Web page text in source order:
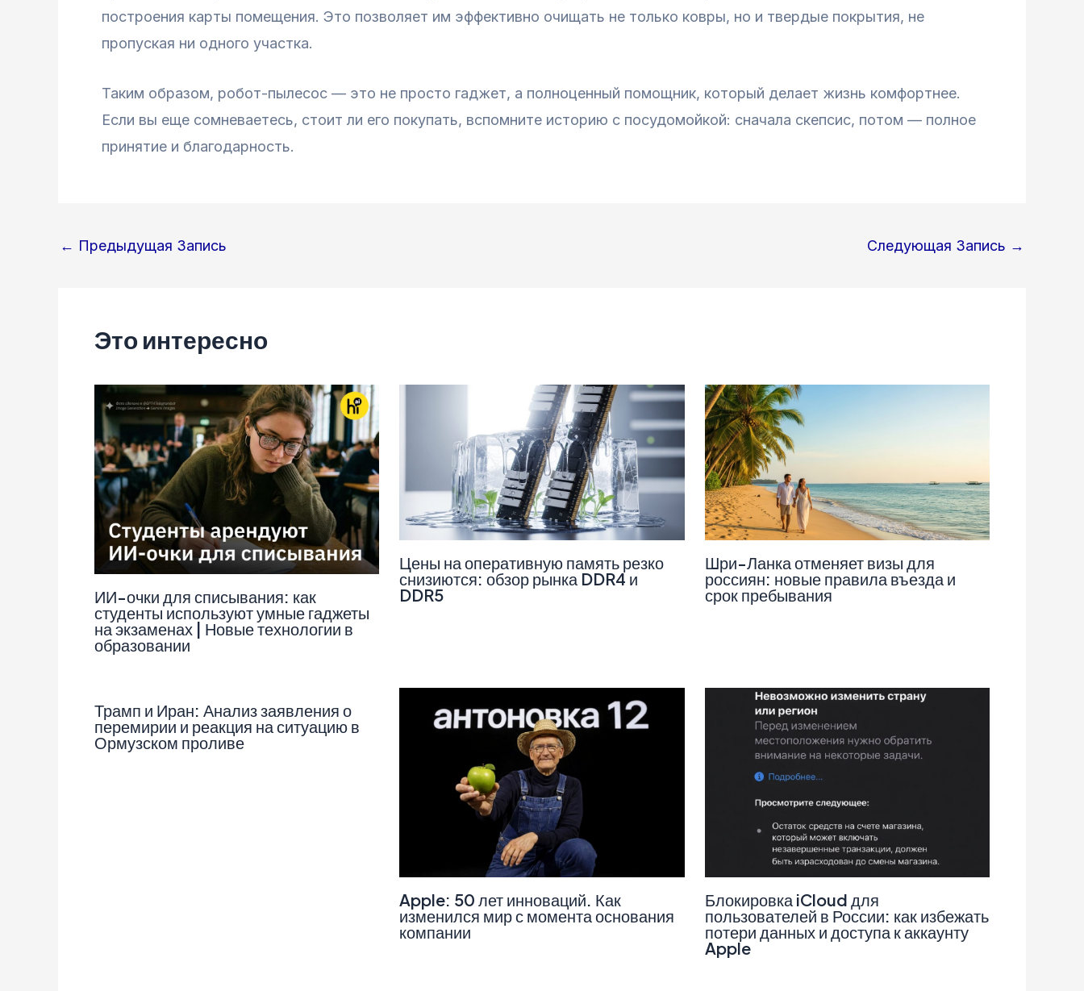
построения карты помещения. Это позволяет им эффективно очищать не только ковры, но и твердые покрытия, не
пропуская ни одного участка.
Таким образом, робот-пылесос — это не просто гаджет, а полноценный помощник, который делает жизнь комфортнее.
Если вы еще сомневаетесь, стоит ли его покупать, вспомните историю с посудомойкой: сначала скепсис, потом — полное
принятие и благодарность.
Навигация
← Предыдущая Запись Следующая Запись →
Это интересно
ИИ-очки для списывания: как
студенты используют умные гаджеты
на экзаменах | Новые технологии в
образовании
Цены на оперативную память резко
снизиются: обзор рынка DDR4 и
DDR5
Шри-Ланка отменяет визы для
россиян: новые правила въезда и
срок пребывания
Трамп и Иран: Анализ заявления о
перемирии и реакция на ситуацию в
Ормузском проливе
Apple: 50 лет инноваций. Как
изменился мир с момента основания
компании
Блокировка iCloud для
пользователей в России: как избежать
потери данных и доступа к аккаунту
Apple